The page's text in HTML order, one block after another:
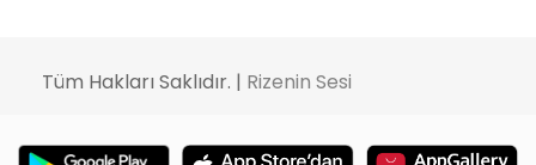
Tüm Hakları Saklıdır. | Rizenin Sesi